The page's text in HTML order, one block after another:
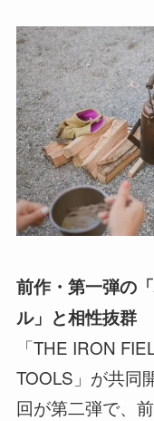
前作・第一弾の
ル」と相性抜群
「THE IRON
TOOLS」が共同
回が第二弾で、